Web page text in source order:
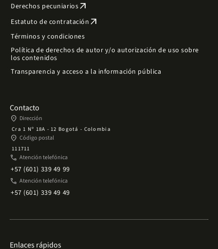
Derechos pecuniariosarrow_outward
Estatuto de contratación arrow_outward
Términos y condiciones
Política de derechos de autor y/o autorización de uso sobre
los contenidos
Transparencia y acceso a la información pública
Contacto
place Dirección
Cra 1 Nº 18A - 12 Bogotá - Colombia
place Código postal
111711
phone Atención telefónica
+57 (601) 339 49 99
phone Atención telefónica
+57 (601) 339 49 49
Enlaces rápidos